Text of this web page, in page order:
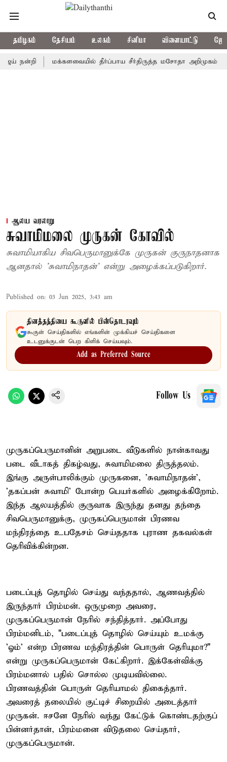
தமிழகம் தேசியம் உலகம் சினிமா விளையாட்டு
மக்களவையில் தீர்ப்பாய சீர்திருத்த மசோதா அறிமுகம்
ஆலய வரலாறு
சுவாமிமலை முருகன் கோவில்
சுவாமியாகிய சிவபெருமானுக்கே முருகன் குருநாதனாக
ஆனதால் 'சுவாமிநாதன்' என்று அழைக்கப்படுகிறார்.
Published on: 03 Jun 2025, 3:43 am
தினத்தந்தியை கூகுளில் பின்தொடரவும்
கூகுள் செய்திகளில் எங்களின் முக்கியச் செய்திகளை
உடனுக்குடன் பெற கிளிக் செய்யவும்.
Add as Preferred Source
Follow Us
முருகப்பெருமானின் அறுபடை வீடுகளில் நான்காவது
படை வீடாகத் திகழ்வது, சுவாமிமலை திருத்தலம்.
இங்கு அருள்பாலிக்கும் முருகனை, 'சுவாமிநாதன்',
'தகப்பன் சுவாமி' போன்ற பெயர்களில் அழைக்கிறோம்.
இந்த ஆலயத்தில் குருவாக இருந்து தனது தந்தை
சிவபெருமானுக்கு, முருகப்பெருமான் பிரணவ
மந்திரத்தை உபதேசம் செய்ததாக புராண தகவல்கள்
தெரிவிக்கின்றன.
படைப்புத் தொழில் செய்து வந்ததால், ஆணவத்தில்
இருந்தார் பிரம்மன். ஒருமுறை அவரை,
முருகப்பெருமான் நேரில் சந்தித்தார். அப்போது
பிரம்மனிடம், "படைப்புத் தொழில் செய்யும் உமக்கு
'ஓம்' என்ற பிரணவ மந்திரத்தின் பொருள் தெரியுமா?"
என்று முருகப்பெருமான் கேட்கிறார். இக்கேள்விக்கு
பிரம்மனால் பதில் சொல்ல முடியவில்லை.
பிரணவத்தின் பொருள் தெரியாமல் திகைத்தார்.
அவரைத் தலையில் குட்டிச் சிறையில் அடைத்தார்
முருகன். ஈசனே நேரில் வந்து கேட்டுக் கொண்டதற்குப்
பின்னர்தான், பிரம்மனை விடுதலை செய்தார்,
முருகப்பெருமான்.